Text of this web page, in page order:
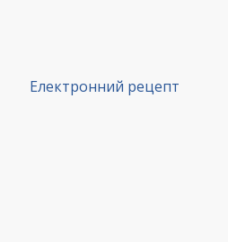
Електронний рецепт